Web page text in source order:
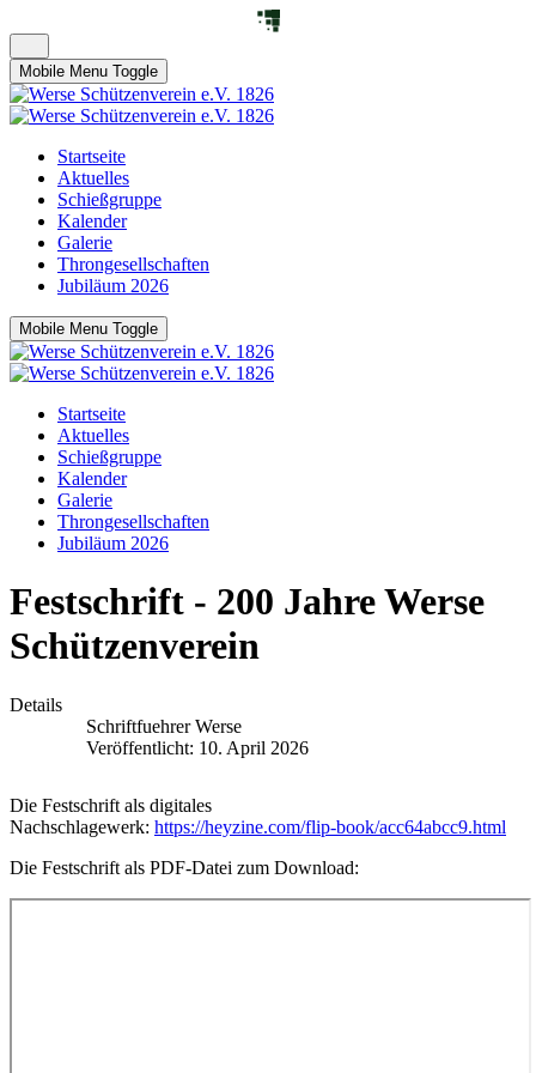
Mobile Menu Toggle
Startseite
Aktuelles
Schießgruppe
Kalender
Galerie
Throngesellschaften
Jubiläum 2026
Mobile Menu Toggle
Startseite
Aktuelles
Schießgruppe
Kalender
Galerie
Throngesellschaften
Jubiläum 2026
Festschrift - 200 Jahre Werse
Schützenverein
Details
Schriftfuehrer Werse
Veröffentlicht: 10. April 2026
Die Festschrift als digitales
Nachschlagewerk: https://heyzine.com/flip-book/acc64abcc9.html
Die Festschrift als PDF-Datei zum Download: